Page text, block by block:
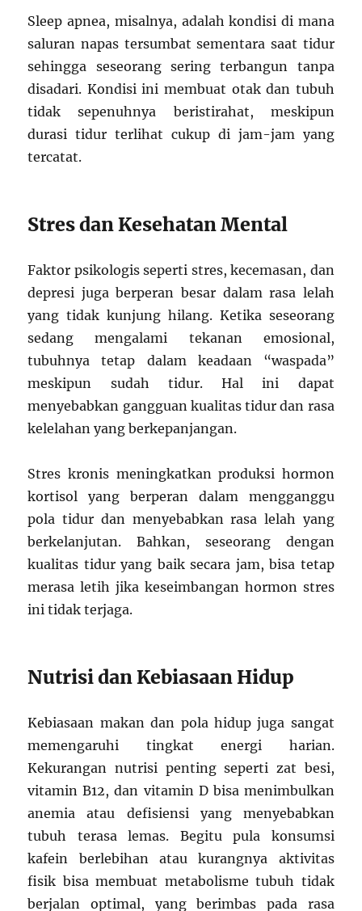
Sleep apnea, misalnya, adalah kondisi di mana
saluran napas tersumbat sementara saat tidur
sehingga seseorang sering terbangun tanpa
disadari. Kondisi ini membuat otak dan tubuh
tidak sepenuhnya beristirahat, meskipun
durasi tidur terlihat cukup di jam-jam yang
tercatat.
Stres dan Kesehatan Mental
Faktor psikologis seperti stres, kecemasan, dan
depresi juga berperan besar dalam rasa lelah
yang tidak kunjung hilang. Ketika seseorang
sedang mengalami tekanan emosional,
tubuhnya tetap dalam keadaan “waspada”
meskipun sudah tidur. Hal ini dapat
menyebabkan gangguan kualitas tidur dan rasa
kelelahan yang berkepanjangan.
Stres kronis meningkatkan produksi hormon
kortisol yang berperan dalam mengganggu
pola tidur dan menyebabkan rasa lelah yang
berkelanjutan. Bahkan, seseorang dengan
kualitas tidur yang baik secara jam, bisa tetap
merasa letih jika keseimbangan hormon stres
ini tidak terjaga.
Nutrisi dan Kebiasaan Hidup
Kebiasaan makan dan pola hidup juga sangat
memengaruhi tingkat energi harian.
Kekurangan nutrisi penting seperti zat besi,
vitamin B12, dan vitamin D bisa menimbulkan
anemia atau defisiensi yang menyebabkan
tubuh terasa lemas. Begitu pula konsumsi
kafein berlebihan atau kurangnya aktivitas
fisik bisa membuat metabolisme tubuh tidak
berjalan optimal, yang berimbas pada rasa